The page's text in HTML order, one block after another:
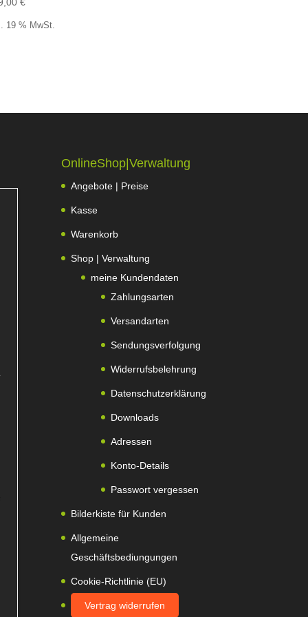
€
19 % MwSt.
OnlineShop|Verwaltung
Angebote | Preise
Kasse
Warenkorb
Shop | Verwaltung
meine Kundendaten
Zahlungsarten
Versandarten
Sendungsverfolgung
Widerrufsbelehrung
Datenschutzerklärung
Downloads
Adressen
Konto-Details
Passwort vergessen
Bilderkiste für Kunden
Allgemeine
Geschäftsbediungungen
Cookie-Richtlinie (EU)
Vertrag widerrufen